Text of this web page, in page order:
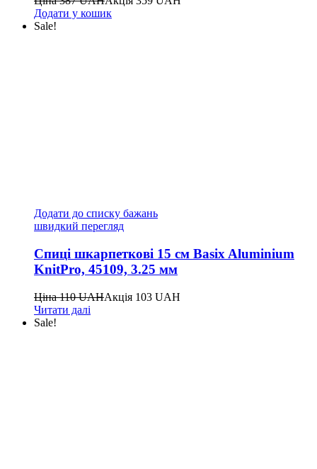
Додати у кошик
Sale!
Додати до списку бажань
швидкий перегляд
Спиці шкарпеткові 15 см Basix Aluminium
KnitPro, 45109, 3.25 мм
Ціна110UAHАкція 103 UAH
Читати далі
Sale!